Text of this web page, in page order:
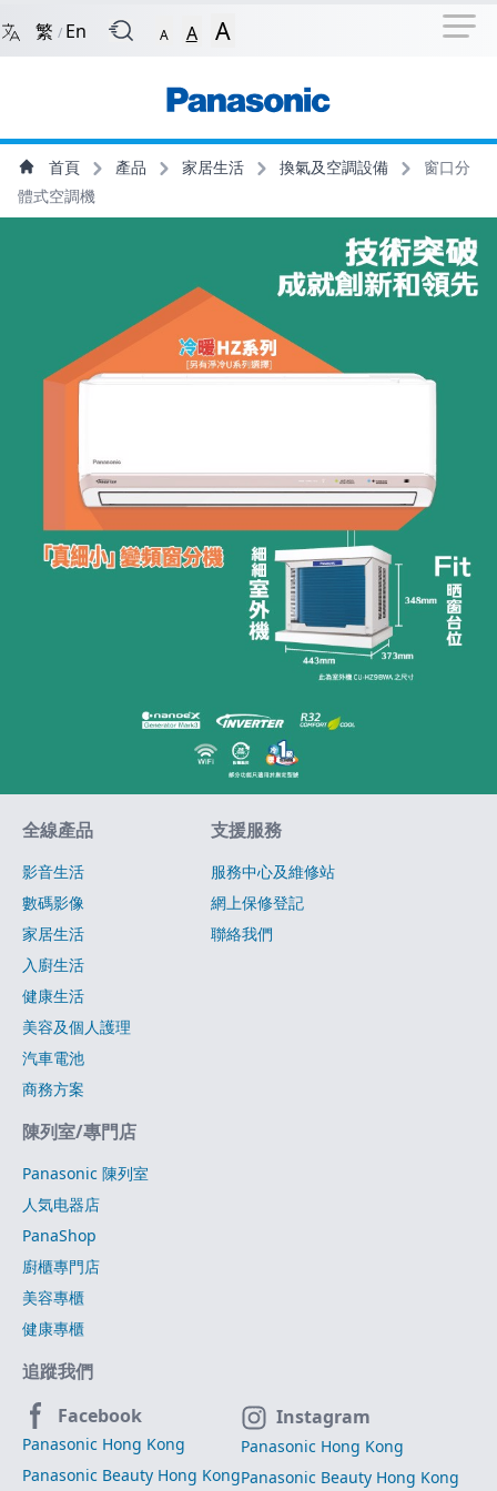
回到首頁 跳到捷徑選項 跳至
繁 / En A A A
主導航選單
主內容 首頁 產品 家居生活 換氣及空調設備
窗口分
體式空調機
網站指南
全線產品
影音生活
數碼影像
家居生活
入廚生活
健康生活
美容及個人護理
汽車電池
商務方案
支援服務
服務中心及維修站
網上保修登記
聯絡我們
陳列室/專門店
Panasonic 陳列室
人気电器店
PanaShop
廚櫃專門店
美容專櫃
健康專櫃
追蹤我們
Facebook
Panasonic Hong Kong
Panasonic Beauty Hong Kong
Instagram
Panasonic Hong Kong
Panasonic Beauty Hong Kong